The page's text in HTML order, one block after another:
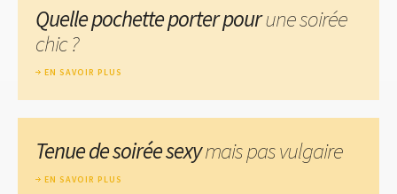
Quelle pochette porter pourune soirée
chic ?
EN SAVOIR PLUS
Tenue de soirée sexymais pas vulgaire
EN SAVOIR PLUS